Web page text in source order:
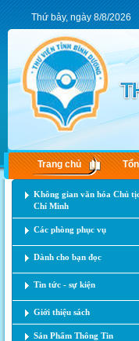
Thứ bảy, ngày 8/8/2026
Trang chủ
Không gian văn hóa Chủ
Chí Minh
Các phòng phục vụ
Dành cho bạn đọc
Tin tức - sự kiện
Giới thiệu sách
Sản Phẩm Thông Tin